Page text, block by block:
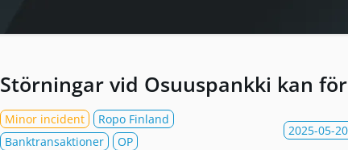
Störningar vid Osuuspankki kan
Minor incident
Ropo Finland
Banktransaktioner
OP
2025-05-